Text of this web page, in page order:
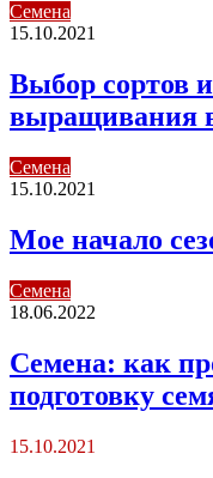
Семена
15.10.2021
Выбор сортов
выращивания
Семена
15.10.2021
Мое начало
Семена
18.06.2022
Семена: как
подготовку
15.10.2021